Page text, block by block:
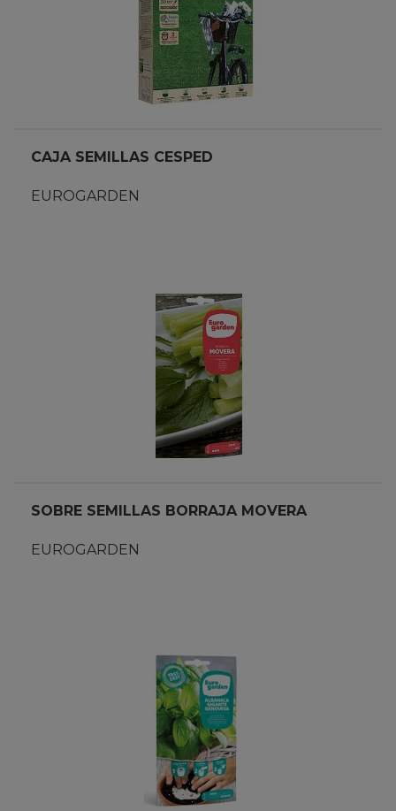
CAJA SEMILLAS CESPED
EUROGARDEN
SOBRE SEMILLAS BORRAJA MOVERA
EUROGARDEN